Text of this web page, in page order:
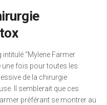
“Mylene Farmer
une fois pour toutes les
de la chirurgie
Il semblerait que ces
préférant se montrer au